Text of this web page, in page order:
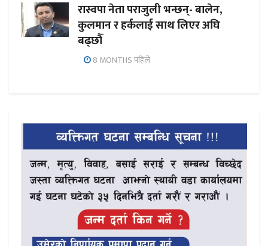
रास्वपा नेता पराजुली भन्छन्- बालेन,
कुलमान र हर्कलाई साथ लिएर अघि
बढ्छौँ
8 MONTHS पहिले